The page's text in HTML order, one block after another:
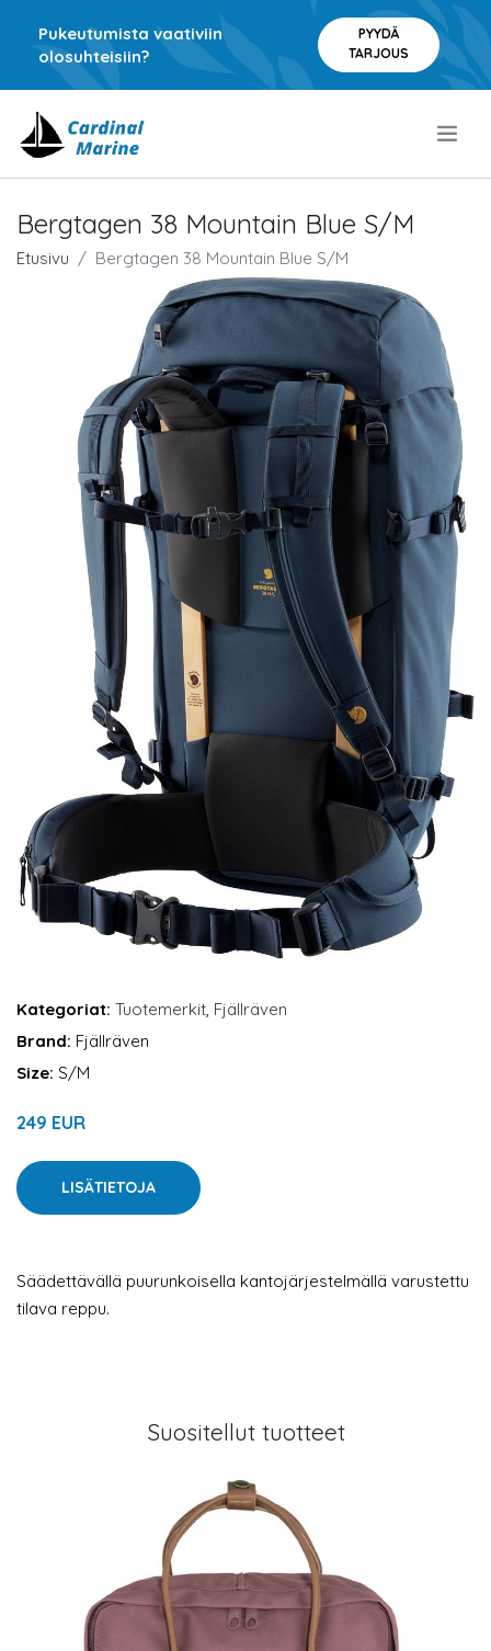
Pukeutumista vaativiin
olosuhteisiin?
PYYDÄ
TARJOUS
Bergtagen 38 Mountain Blue S/M
Etusivu Bergtagen 38 Mountain Blue S/M
Kategoriat: Tuotemerkit, Fjällräven
Brand: Fjällräven
Size: S/M
249 EUR
LISÄTIETOJA
Säädettävällä puurunkoisella kantojärjestelmällä varustettu
tilava reppu.
Suositellut tuotteet